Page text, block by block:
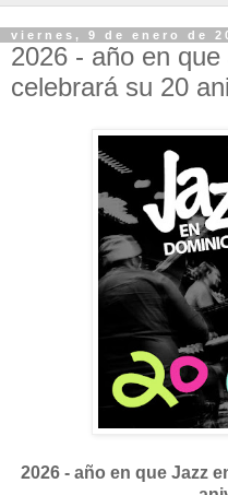
viernes, 9 de enero de
2026 - año en
celebrará su 20
2026 - año en que Jazz